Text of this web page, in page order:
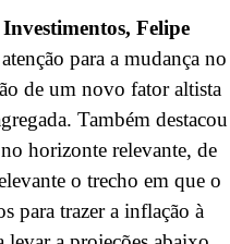
Felipe
para a mudança no
de um novo fator altista
Também destacou
horizonte relevante, de
o trecho em que o
para trazer a inflação à